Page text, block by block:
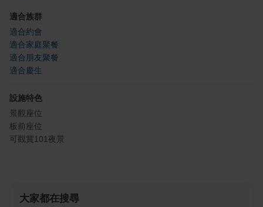
適合族群
適合約會
適合家庭聚餐
適合朋友聚餐
適合慶生
設施特色
景觀座位
板前座位
可觀賞101夜景
大家都在搜尋